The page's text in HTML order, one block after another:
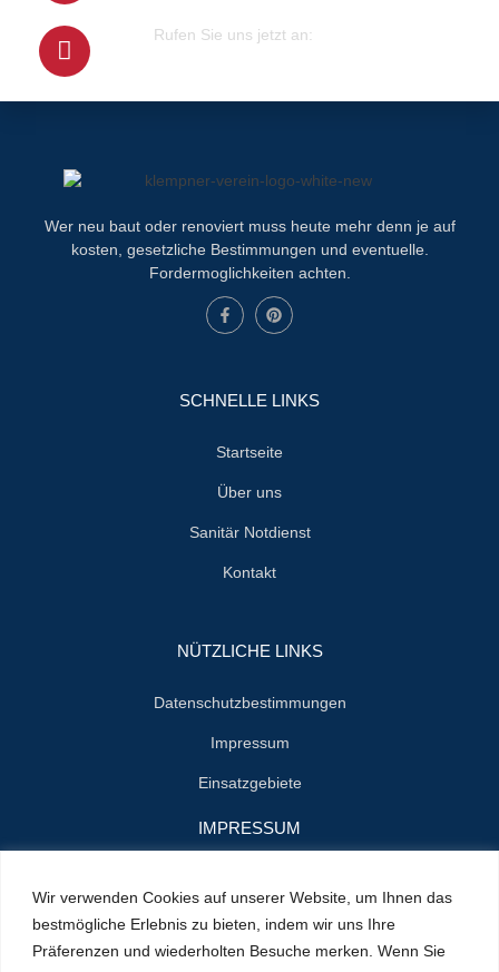
Wir verwenden Cookies auf unserer Website, um Ihnen das
bestmögliche Erlebnis zu bieten, indem wir uns Ihre
Präferenzen und wiederholten Besuche merken. Wenn Sie
Rufen Sie uns jetzt an:
Wer neu baut oder renoviert muss heute mehr denn je auf
kosten, gesetzliche Bestimmungen und eventuelle.
Fordermoglichkeiten achten.
SCHNELLE LINKS
Startseite
Über uns
Sanitär Notdienst
Kontakt
NÜTZLICHE LINKS
Datenschutzbestimmungen
Impressum
Einsatzgebiete
IMPRESSUM
E-Mail : info@klempner-verein.de
Standort : Cranachstrasse 2